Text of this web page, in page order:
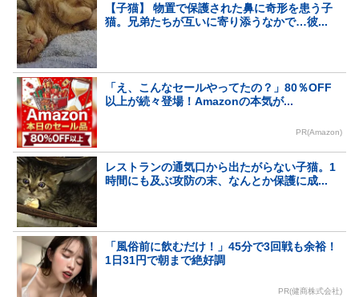
【子猫】 物置で保護された鼻に奇形を患う子
猫。兄弟たちが互いに寄り添うなかで…彼...
「え、こんなセールやってたの？」80％OFF
以上が続々登場！Amazonの本気が...
PR(Amazon)
レストランの通気口から出たがらない子猫。1
時間にも及ぶ攻防の末、なんとか保護に成...
「風俗前に飲むだけ！」45分で3回戦も余裕！
1日31円で朝まで絶好調
PR(健商株式会社)